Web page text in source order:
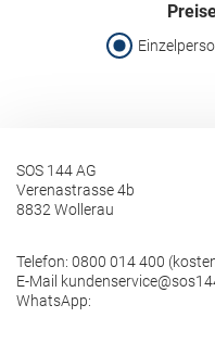
SOS 144 AG
Verenastrasse 4b
8832 Wollerau
Telefon: 0800 014 400
E-Mail
WhatsApp: